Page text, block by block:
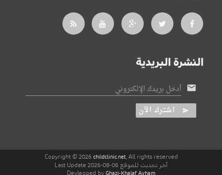
النشرة البريدية
أدخل بريدك الإلكتروني
اشترك الآن
Copyright © 2026 childclinic.net, All rights reserved
آخر تحديث للموقع 06-08-2026 Last Update
Devleoped by Ghazi-Khalaf Ayham